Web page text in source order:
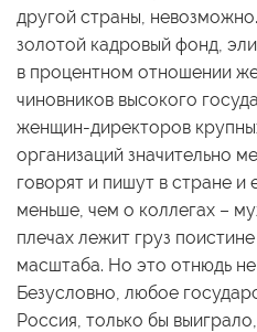
другой страны,
золотой кадровый фонд,
в процентном отношении
чиновников высокого
женщин-директоров
организаций значительно
говорят и пишут в стране и
меньше, чем о коллегах –
плечах лежит груз
масштаба. Но это отнюдь
Безусловно, любое
Россия, только бы